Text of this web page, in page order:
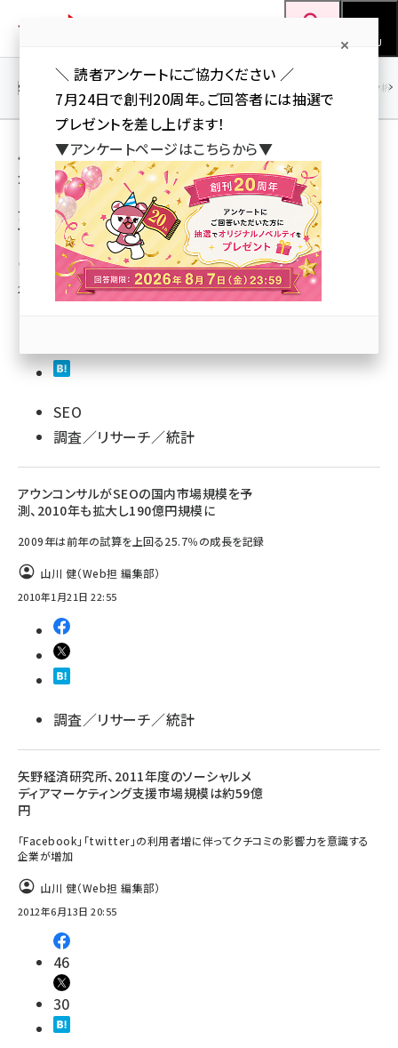
ン
MENU
seo (3523)
ai (2804)
youtube (2429)
note (2312)
z世代 (1622)
llmo (1161)
SEO アクセス解析／データ分析
用語「市場規模」 が使われている記事の一覧
全 6 記事中 1 ～ 6 を表示中
アウンコンサルティング試算、2007年のSEO
市場規模は認知度の向上から約100億円に
山川 健（Web担 編集部）
2008年1月11日 21:08
SEO
調査／リサーチ／統計
アウンコンサルがSEOの国内市場規模を予
測、2010年も拡大し190億円規模に
2009年は前年の試算を上回る25.7％の成長を記録
山川 健（Web担 編集部）
2010年1月21日 22:55
調査／リサーチ／統計
矢野経済研究所、2011年度のソーシャルメ
ディアマーケティング支援市場規模は約59億
円
「Facebook」「twitter」の利用者増に伴ってクチコミの影響力を意識する
企業が増加
山川 健（Web担 編集部）
2012年6月13日 20:55
46
30
＼ 読者アンケートにご協力ください ／
7月24日で創刊20周年。ご回答者には抽選で
プレゼントを差し上げます！
▼アンケートページはこちらから▼